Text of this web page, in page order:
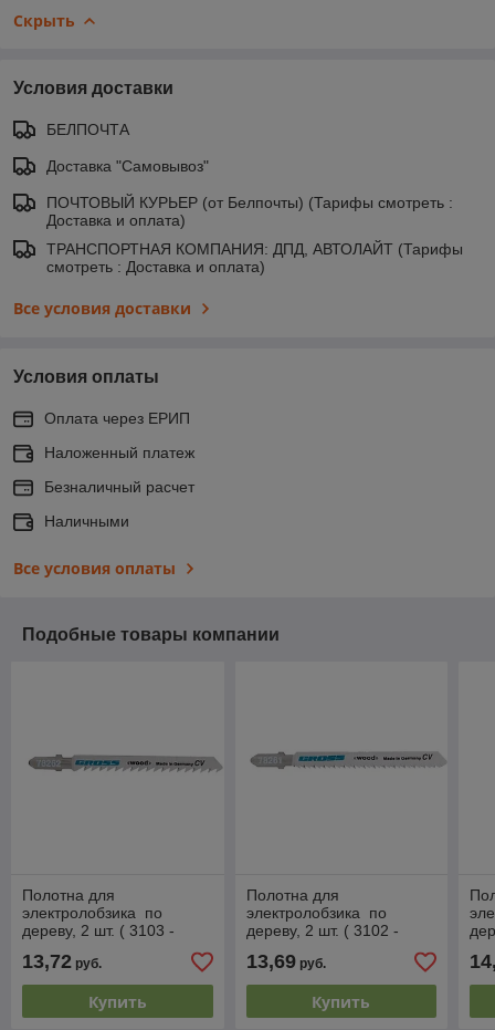
Скрыть
Условия доставки
БЕЛПОЧТА
Доставка "Самовывоз"
ПОЧТОВЫЙ КУРЬЕР (от Белпочты) (Тарифы смотреть :
Доставка и оплата)
ТРАНСПОРТНАЯ КОМПАНИЯ: ДПД, АВТОЛАЙТ (Тарифы
смотреть : Доставка и оплата)
Все условия доставки
Условия оплаты
Оплата через ЕРИП
Наложенный платеж
Безналичный расчет
Наличными
Все условия оплаты
Подобные товары компании
Полотна для
электролобзика по
дереву, 2 шт. ( 3103 -
13,72 руб.
Купить
Полотна для
электролобзика по
дереву, 2 шт. ( 3102 -
13,69руб.
Купить